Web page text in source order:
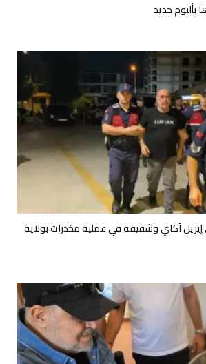
جديد
آكاي وشقيقه في عملية مخدرات بولاية